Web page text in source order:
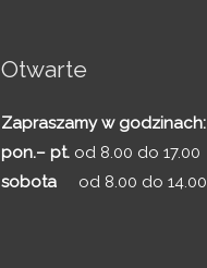
Otwarte
Zapraszamy w godzinach:
pon.– pt. od 8.00 do 17.00
sobota od 8.00 do 14.00